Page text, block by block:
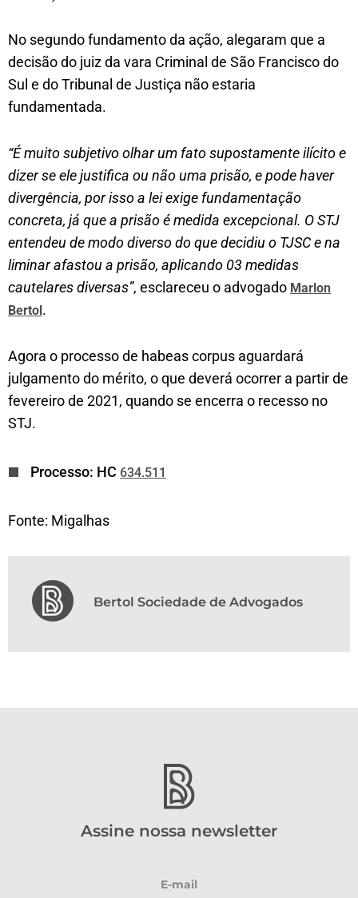
No segundo fundamento da ação, alegaram que a
decisão do juiz da vara Criminal de São Francisco do
Sul e do Tribunal de Justiça não estaria
fundamentada.
“É muito subjetivo olhar um fato supostamente ilícito e
dizer se ele justifica ou não uma prisão, e pode haver
divergência, por isso a lei exige fundamentação
concreta, já que a prisão é medida excepcional. O STJ
entendeu de modo diverso do que decidiu o TJSC e na
liminar afastou a prisão, aplicando 03 medidas
cautelares diversas”, esclareceu o advogado Marlon
Bertol.
Agora o processo de habeas corpus aguardará
julgamento do mérito, o que deverá ocorrer a partir de
fevereiro de 2021, quando se encerra o recesso no
STJ.
Processo: HC 634.511
Fonte: Migalhas
Bertol Sociedade de Advogados
Assine nossa newsletter